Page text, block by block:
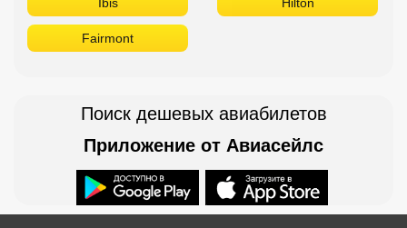
Fairmont
Поиск дешевых авиабилетов
Приложение от Авиасейлс